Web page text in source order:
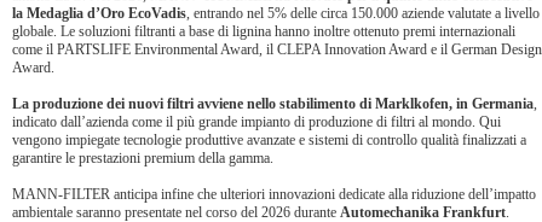
la Medaglia d’Oro EcoVadis, entrando nel 5% delle circa 150.000 aziende valutate a livello
globale. Le soluzioni filtranti a base di lignina hanno inoltre ottenuto premi internazionali
come il PARTSLIFE Environmental Award, il CLEPA Innovation Award e il German Design
Award.
La produzione dei nuovi filtri avviene nello stabilimento di Marklkofen, in Germania,
indicato dall’azienda come il più grande impianto di produzione di filtri al mondo. Qui
vengono impiegate tecnologie produttive avanzate e sistemi di controllo qualità finalizzati a
garantire le prestazioni premium della gamma.
MANN-FILTER anticipa infine che ulteriori innovazioni dedicate alla riduzione dell’impatto
ambientale saranno presentate nel corso del 2026 durante Automechanika Frankfurt.